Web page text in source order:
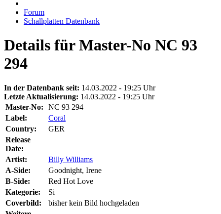
Forum
Schallplatten Datenbank
Details für Master-No NC 93
294
In der Datenbank seit: 14.03.2022 - 19:25 Uhr
Letzte Aktualisierung: 14.03.2022 - 19:25 Uhr
Master-No:
NC 93 294
Label:
Coral
Country:
GER
Release
Date:
Artist:
Billy Williams
A-Side:
Goodnight, Irene
B-Side:
Red Hot Love
Kategorie:
Si
Coverbild:
bisher kein Bild hochgeladen